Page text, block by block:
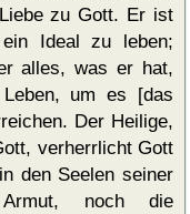
zu Gott. Er ist
Ideal zu leben;
alles, was er hat,
um es [das
Der Heilige,
verherrlicht Gott
den Seelen seiner
noch die